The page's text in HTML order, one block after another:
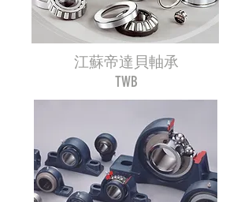
江蘇帝達貝軸承
TWB